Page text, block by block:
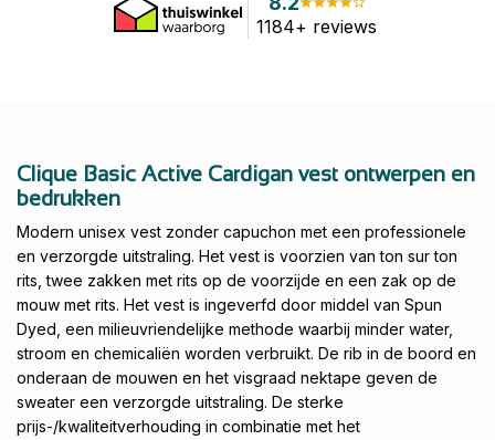
1184+ reviews
Clique Basic Active Cardigan vest ontwerpen en
bedrukken
Modern unisex vest zonder capuchon met een professionele
en verzorgde uitstraling. Het vest is voorzien van ton sur ton
rits, twee zakken met rits op de voorzijde en een zak op de
mouw met rits. Het vest is ingeverfd door middel van Spun
Dyed, een milieuvriendelijke methode waarbij minder water,
stroom en chemicaliën worden verbruikt. De rib in de boord en
onderaan de mouwen en het visgraad nektape geven de
sweater een verzorgde uitstraling. De sterke
prijs-/kwaliteitverhouding in combinatie met het